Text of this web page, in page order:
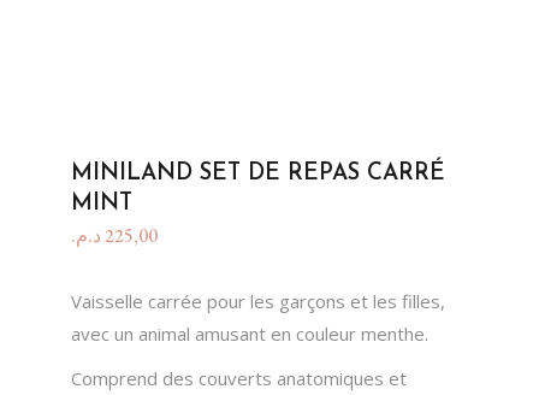
MINILAND SET DE REPAS CARRÉ
MINT
225,00د.م.
Vaisselle carrée pour les garçons et les filles,
avec un animal amusant en couleur menthe.
Comprend des couverts anatomiques et